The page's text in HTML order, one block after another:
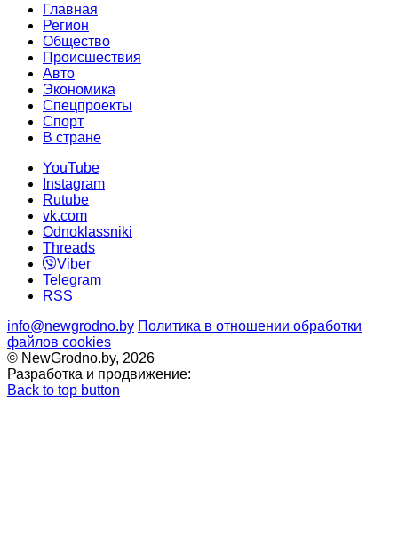
Главная
Регион
Общество
Происшествия
Авто
Экономика
Спецпроекты
Cпорт
В стране
YouTube
Instagram
Rutube
vk.com
Odnoklassniki
Threads
Viber
Telegram
RSS
info@newgrodno.by Политика в отношении обработки
файлов cookies
© NewGrodno.by, 2026
Разработка и продвижение:
Back to top button